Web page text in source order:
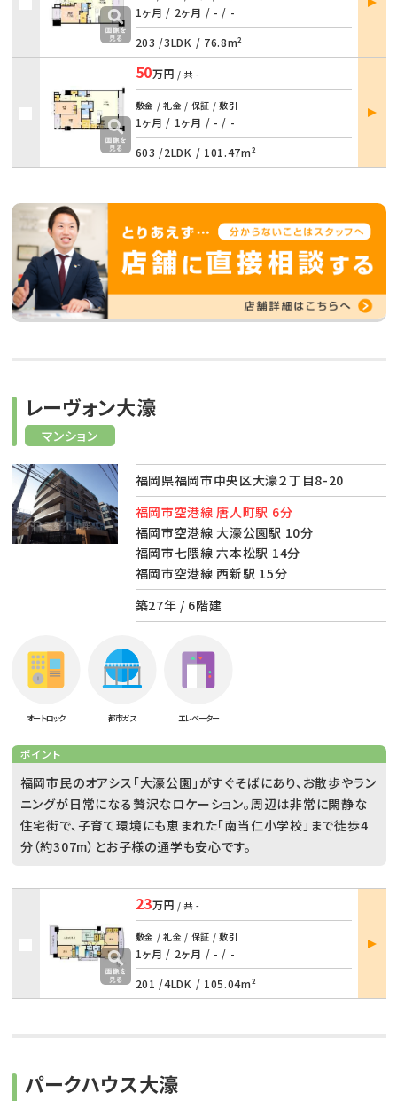
1ヶ月 / 2ヶ月 / - / -
203 /3LDK / 76.8m²
詳細
50万円 / 共 -
敷金 / 礼金 / 保証 / 敷引
1ヶ月 / 1ヶ月 / - / -
603 /2LDK / 101.47m²
部屋
詳細
マンション
レーヴォン大濠
福岡県福岡市中央区大濠２丁目8-20
福岡市空港線 唐人町駅 6分
福岡市空港線 大濠公園駅 10分
福岡市七隈線 六本松駅 14分
福岡市空港線 西新駅 15分
築27年 / 6階建
オートロック 都市ガス エレベーター
ポイント
福岡市民のオアシス「大濠公園」がすぐそばにあり、お散歩やラン
ニングが日常になる贅沢なロケーション。周辺は非常に閑静な
住宅街で、子育て環境にも恵まれた「南当仁小学校」まで徒歩4
分（約307m）とお子様の通学も安心です。
23万円 / 共 -
敷金 / 礼金 / 保証 / 敷引
1ヶ月 / 2ヶ月 / - / -
201 /4LDK / 105.04m²
部屋
詳細
パークハウス大濠